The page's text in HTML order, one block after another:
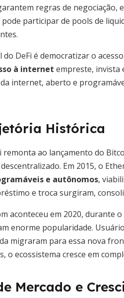
regras de negociação,
participar de pools de
DeFi é democratizar o
à internet empreste, invista
internet, aberto e
Histórica
remonta ao lançamento do
Em 2015, o
e autônomos,
e troca surgiram,
aconteceu em 2020, durante
enorme popularidade.
migraram para essa nova
o ecossistema cresce em
Mercado e